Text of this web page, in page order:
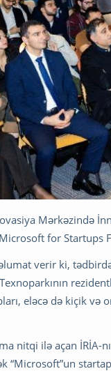
Mərkəzində
for
verir ki,
eləcə də kiçik və
nitqi ilə açan İRİA-
“Microsoft”un